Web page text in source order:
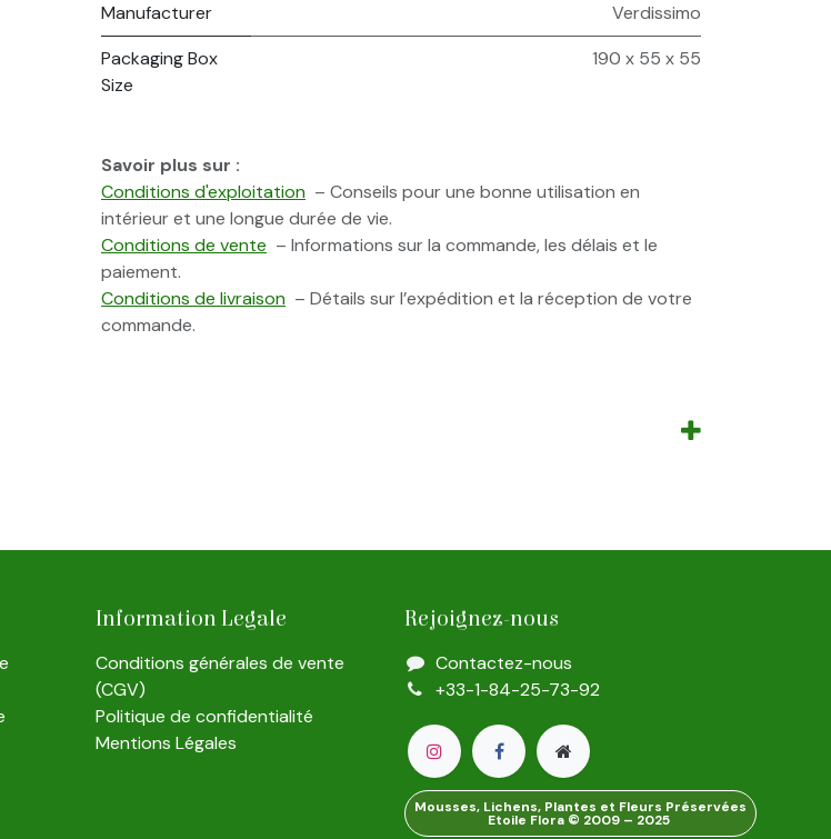
Manufacturer
Verdissimo
Packaging Box
Size
190 x 55 x 55
Savoir plus sur :
Conditions d'exploitation – Conseils pour une bonne utilisation en
intérieur et une longue durée de vie.
Conditions de vente – Informations sur la commande, les délais et le
paiement.
Conditions de livraison – Détails sur l’expédition et la réception de votre
commande.
Rejoignez-nous
Contactez-nous
+33-1-84-25-73-92
Mousses, Lichens, Plantes et Fleurs Préservées
Etoile Flora © 2009 – 2025
Information Legale
Conditions générales de vente
(CGV)
Politique de confidentialité
Mentions Légales